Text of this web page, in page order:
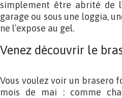
simplement être abrité de
garage ou sous une loggia,
ne l’expose au gel.
Venez découvrir le
Vous voulez voir un brasero
mois de mai : comme